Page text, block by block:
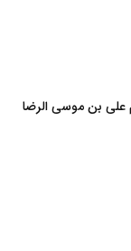
علی بن موسی الرضا